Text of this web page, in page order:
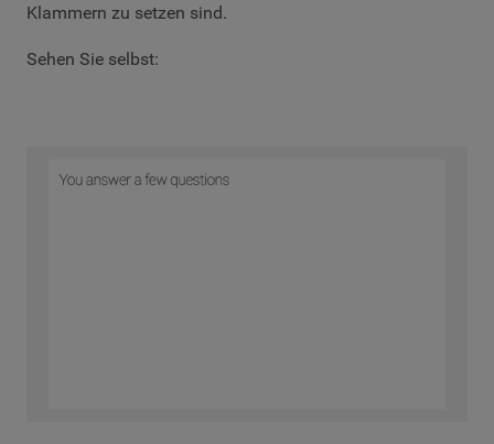
Klammern zu setzen sind.
Sehen Sie selbst: